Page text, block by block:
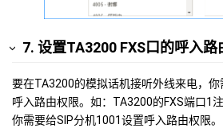
7. 设置TA3200 FXS口的呼入路
要在TA3200的模拟话机接听外线来电，你
呼入路由权限。如：TA3200的FXS端口1
你需要给SIP分机1001设置呼入路由权限。